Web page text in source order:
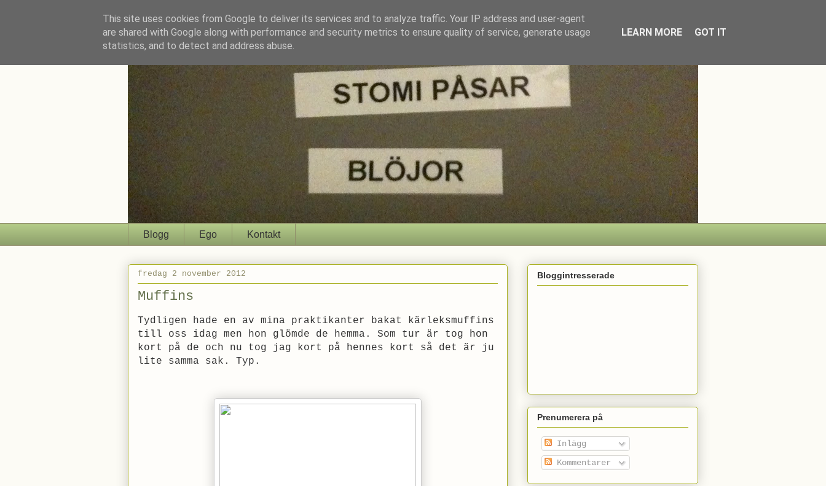
Blogg Ego Kontakt
fredag 2 november 2012
Muffins
Tydligen hade en av mina praktikanter bakat kärleksmuffins
till oss idag men hon glömde de hemma. Som tur är tog hon
kort på de och nu tog jag kort på hennes kort så det är ju
lite samma sak. Typ.
Bloggintresserade
Prenumerera på
Inlägg
Kommentarer
This site uses cookies from Google to deliver its services and to analyze traffic. Your IP address and user-agent
are shared with Google along with performance and security metrics to ensure quality of service, generate usage
statistics, and to detect and address abuse.
LEARN MORE GOT IT